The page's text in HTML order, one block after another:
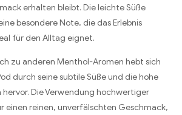
erhalten bleibt. Die leichte Süße
besondere Note, die das Erlebnis
für den Alltag eignet.
zu anderen Menthol-Aromen hebt sich
durch seine subtile Süße und die hohe
Die Verwendung hochwertiger
einen reinen, unverfälschten Geschmack,